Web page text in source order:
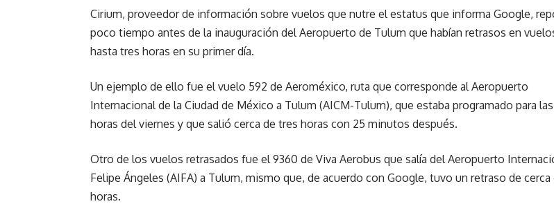
Cirium, proveedor de información sobre vuelos que nutre el estatus que informa Google,
poco tiempo antes de la inauguración del Aeropuerto de Tulum que habían retrasos en
hasta tres horas en su primer día.
Un ejemplo de ello fue el vuelo 592 de Aeroméxico, ruta que corresponde al Aeropuerto
Internacional de la Ciudad de México a Tulum (AICM-Tulum), que estaba programado para
horas del viernes y que salió cerca de tres horas con 25 minutos después.
Otro de los vuelos retrasados fue el 9360 de Viva Aerobus que salía del Aeropuerto
Felipe Ángeles (AIFA) a Tulum, mismo que, de acuerdo con Google, tuvo un retraso de cerca
horas.